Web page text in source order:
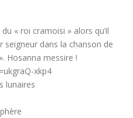
« roi cramoisi » alors qu’il
dans la chanson de
Hosanna messire !
xkp4
lunaires